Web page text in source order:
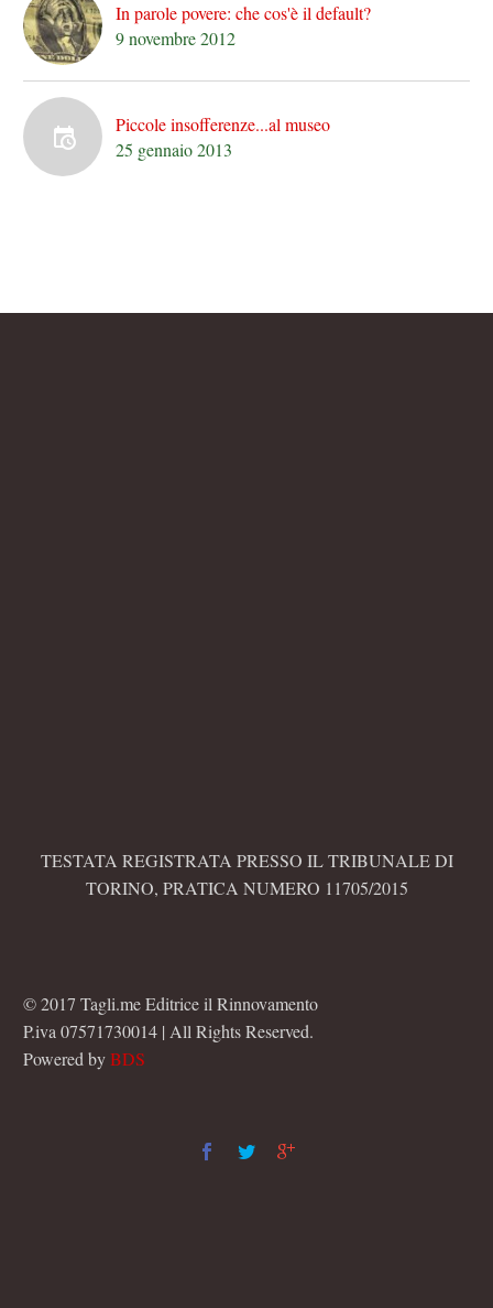
In parole povere: che cos'è il default?
9 novembre 2012
Piccole insofferenze...al museo
25 gennaio 2013
TESTATA REGISTRATA PRESSO IL TRIBUNALE DI
TORINO, PRATICA NUMERO 11705/2015
© 2017 Tagli.me Editrice il Rinnovamento
P.iva 07571730014 | All Rights Reserved.
Powered byBDS